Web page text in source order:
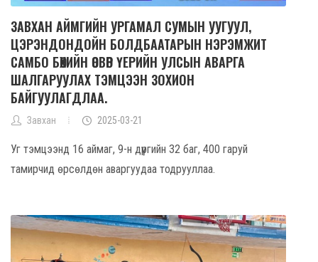
ЗАВХАН АЙМГИЙН УРГАМАЛ СУМЫН УУГУУЛ,
ЦЭРЭНДОНДОЙН БОЛДБААТАРЫН НЭРЭМЖИТ
САМБО БӨХИЙН ӨСВӨР ҮЕРИЙН УЛСЫН АВАРГА
ШАЛГАРУУЛАХ ТЭМЦЭЭН ЗОХИОН
БАЙГУУЛАГДЛАА.
Завхан 2025-03-21
Уг тэмцээнд 16 аймаг, 9-н дүүргийн 32 баг, 400 гаруй
тамирчид өрсөлдөн аваргуудаа тодрууллаа.